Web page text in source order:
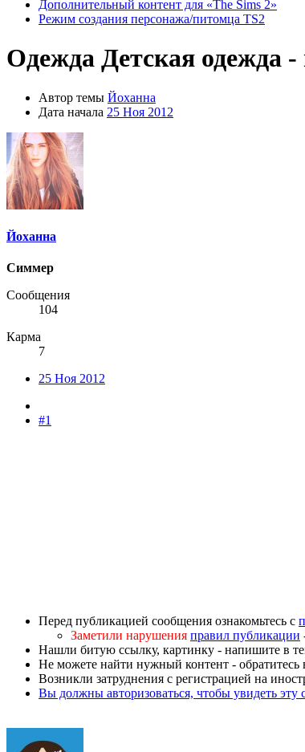
Дополнительный контент для «The Sims 2»
Режим создания персонажа/питомца TS2
Одежда Детская одежда
Автор темы Йоханна
Дата начала 25 Ноя 2012
Йоханна
Симмер
Сообщения
104
Карма
7
25 Ноя 2012
#1
Перед публикацией сообщения ознакомьтесь с
Заметили нарушения правил публикации
Нашли битую ссылку, картинку - напишите в
Не можете найти нужный контент - обратитесь
Возникли затруднения с регистрацией на
Вы должны авторизоваться, чтобы увидеть эту